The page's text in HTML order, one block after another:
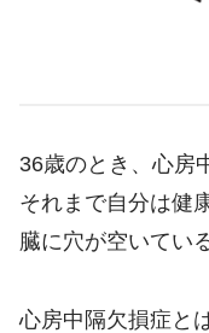
36歳のとき、心房
それまで自分は健
臓に穴が空いてい
心房中隔欠損症と